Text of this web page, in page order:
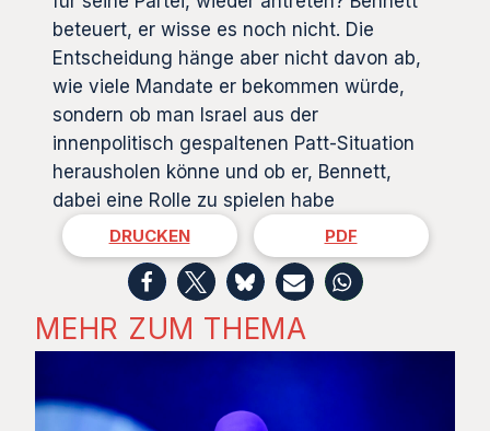
beteuert, er wisse es noch nicht. Die
Entscheidung hänge aber nicht davon ab,
wie viele Mandate er bekommen würde,
sondern ob man Israel aus der
innenpolitisch gespaltenen Patt-Situation
herausholen könne und ob er, Bennett,
dabei eine Rolle zu spielen habe
DRUCKEN PDF
MEHR ZUM THEMA